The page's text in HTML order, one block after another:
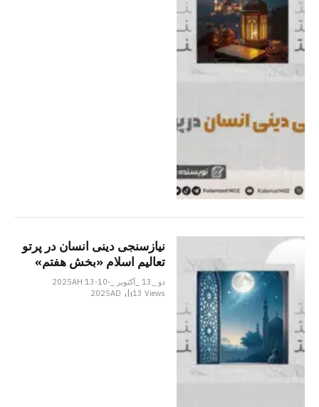
نیازسنجی دینی انسان در پرتو
تعالیم اسلام «بخش هفتم»
دو _13 _آکتوبر _2025AH 13-10-
2025AD
13Views